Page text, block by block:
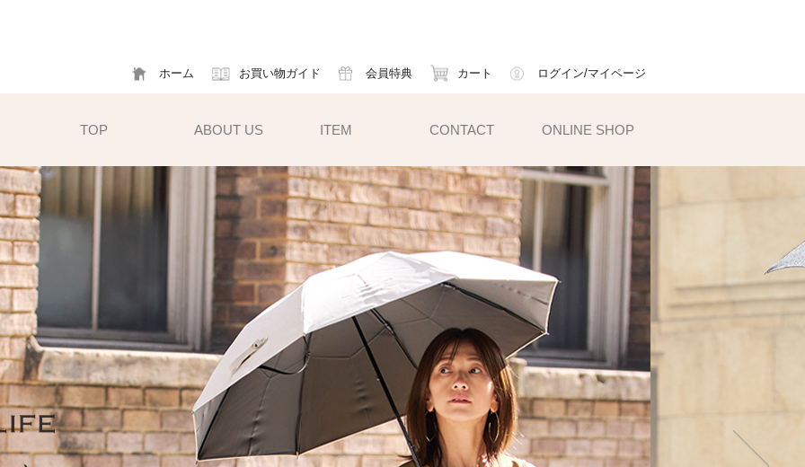
ホーム お買い物ガイド 会員特典 カート ログイン/マイページ
TOP ABOUT US ITEM
）
い小ぶ
雨傘と
ように
帽子
キャスケット
サンバイザー
異素材タイプ
ハットクリップ
ハットライナー
小物雑貨
フェイスマスク
アームカバー
ソックス
CONTACT ONLINE SHOP